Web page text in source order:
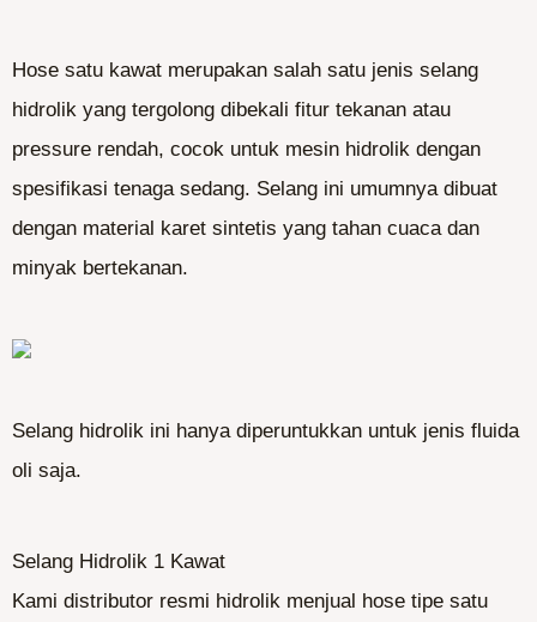
Hose satu kawat merupakan salah satu jenis selang
hidrolik yang tergolong dibekali fitur tekanan atau
pressure rendah, cocok untuk mesin hidrolik dengan
spesifikasi tenaga sedang. Selang ini umumnya dibuat
dengan material karet sintetis yang tahan cuaca dan
minyak bertekanan.
Selang hidrolik ini hanya diperuntukkan untuk jenis fluida
oli saja.
Selang Hidrolik 1 Kawat
Kami distributor resmi hidrolik menjual hose tipe satu